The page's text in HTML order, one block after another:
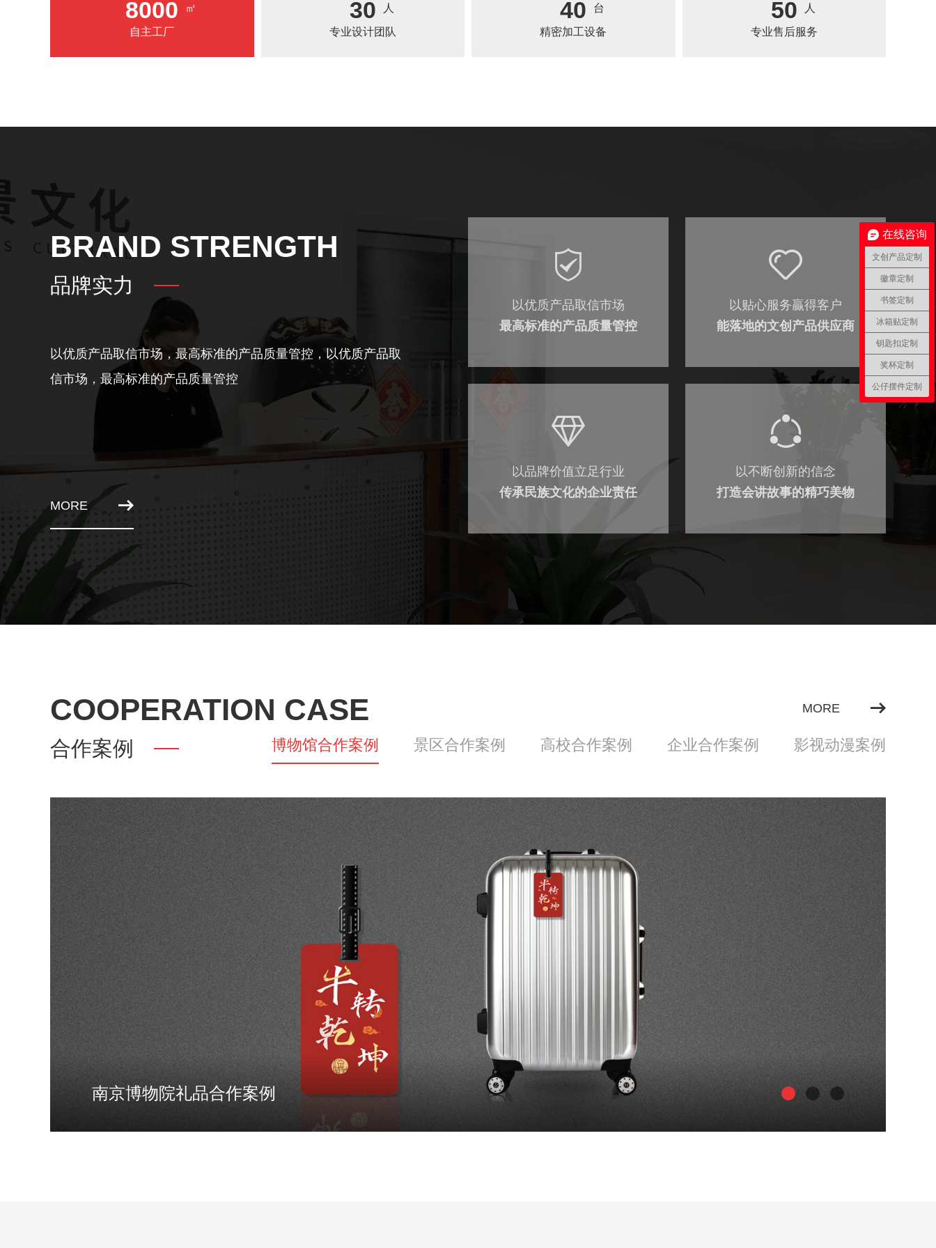
8000
㎡
自主工厂
30
人
专业设计团队
40
台
精密加工设备
50
人
专业售后服务
BRAND STRENGTH
品牌实力
以优质产品取信市场，最高标准的产品质量管控，以优质产品取
信市场，最高标准的产品质量管控
MORE
以优质产品取信市场
最高标准的产品质量管控
以贴心服务贏得客户
能落地的文创产品供应商
以品牌价值立足行业
传承民族文化的企业责任
以不断创新的信念
打造会讲故事的精巧美物
COOPERATION CASE
合作案例
MORE
博物馆合作案例 景区合作案例 高校合作案例 企业合作案例 影视动漫案例
南京博物院礼品合作案例
在线咨询
文创产品定制
徽章定制
书签定制
冰箱贴定制
钥匙扣定制
奖杯定制
公仔摆件定制